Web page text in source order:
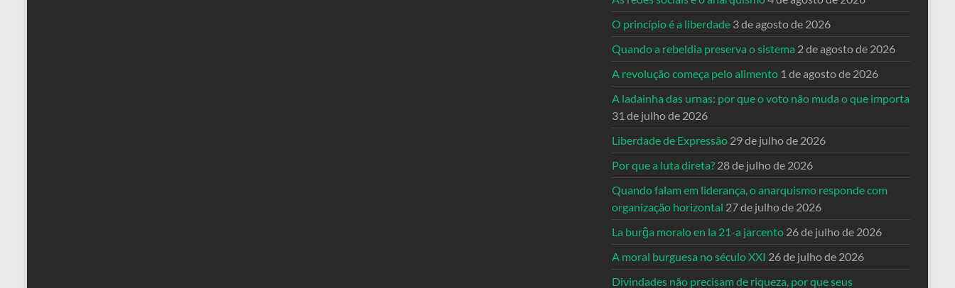
O princípio é a liberdade 3 de agosto de 2026
Quando a rebeldia preserva o sistema 2 de agosto de 2026
A revolução começa pelo alimento 1 de agosto de 2026
A ladainha das urnas: por que o voto não muda o que importa
31 de julho de 2026
Liberdade de Expressão 29 de julho de 2026
Por que a luta direta? 28 de julho de 2026
Quando falam em liderança, o anarquismo responde com
organização horizontal 27 de julho de 2026
La burĝa moralo en la 21-a jarcento 26 de julho de 2026
A moral burguesa no século XXI 26 de julho de 2026
Divindades não precisam de riqueza, por que seus